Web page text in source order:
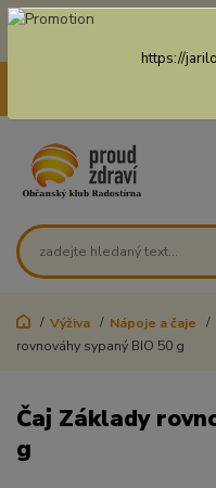
Doprava zdarma na
Výživa Nápoje a čaje
rovnováhy sypaný BIO 50 g
Čaj Základy
g
https://